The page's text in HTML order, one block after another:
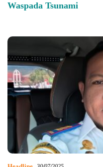
Waspada Tsunami